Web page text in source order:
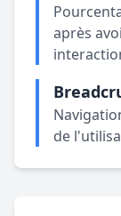
après
de